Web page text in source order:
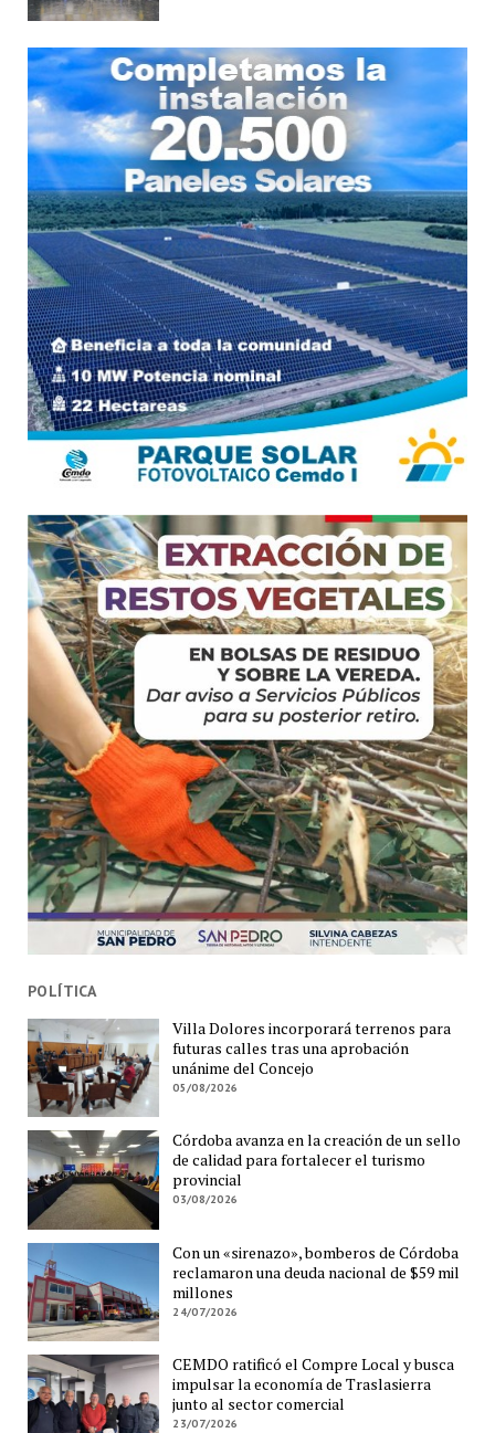
POLÍTICA
Villa Dolores incorporará terrenos para
futuras calles tras una aprobación
unánime del Concejo
05/08/2026
Córdoba avanza en la creación de un sello
de calidad para fortalecer el turismo
provincial
03/08/2026
Con un «sirenazo», bomberos de Córdoba
reclamaron una deuda nacional de $59 mil
millones
24/07/2026
CEMDO ratificó el Compre Local y busca
impulsar la economía de Traslasierra
junto al sector comercial
23/07/2026